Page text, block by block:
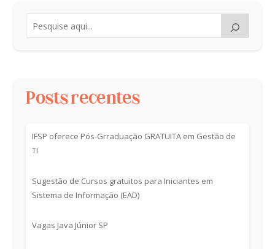
Posts recentes
IFSP oferece Pós-Grraduação GRATUITA em Gestão de
TI
Sugestão de Cursos gratuitos para Iniciantes em
Sistema de Informação (EAD)
Vagas Java Júnior SP